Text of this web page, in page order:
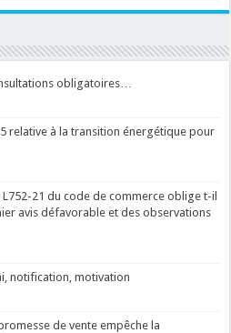
obligatoires…
relative à la transition énergétique pour
L752-21 du code de commerce oblige t-il
avis défavorable et des observations
notification, motivation
de vente empêche la